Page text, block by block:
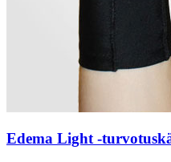
Edema Light -